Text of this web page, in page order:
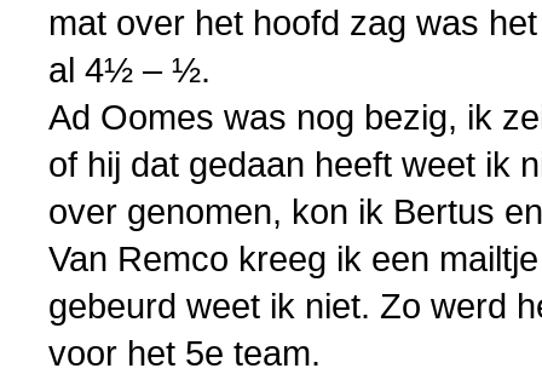
mat over het hoofd zag was
al 4½ – ½.
Ad Oomes was nog bezig, ik
of hij dat gedaan heeft weet ik
over genomen, kon ik Bertus
Van Remco kreeg ik een
gebeurd weet ik niet. Zo werd
voor het 5e team.